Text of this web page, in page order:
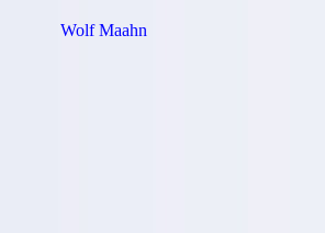
Wolf Maahn